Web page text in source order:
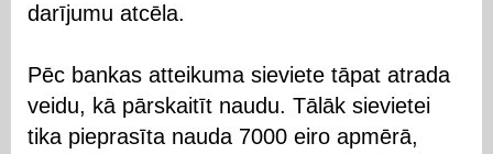
darījumu atcēla.
Pēc bankas atteikuma sieviete tāpat atrada
veidu, kā pārskaitīt naudu. Tālāk sievietei
tika pieprasīta nauda 7000 eiro apmērā,